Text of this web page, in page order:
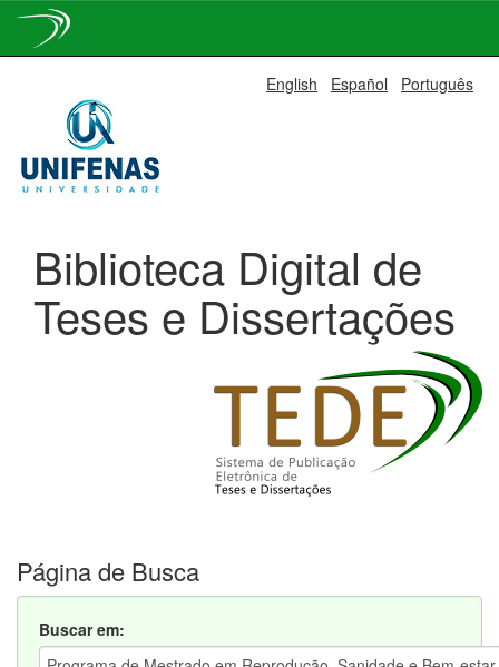
navigation
English Español Português
Biblioteca Digital de
Teses e Dissertações
Página de Busca
Buscar em: